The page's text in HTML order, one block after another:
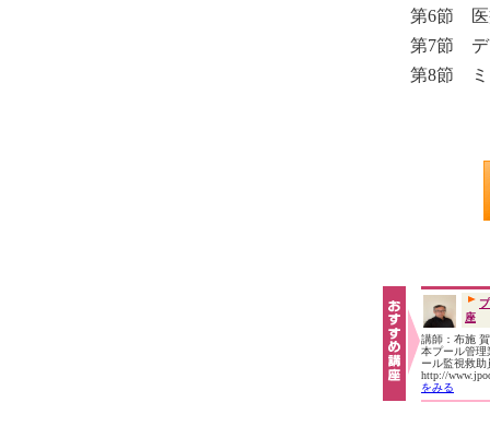
第6節 医
第7節 デ
第8節 ミ
座
講師：布施
本プール管理
ール監視救
http://
をみる